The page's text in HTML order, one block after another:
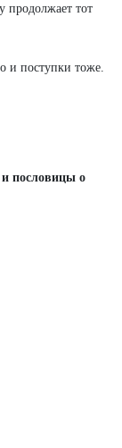
продолжает тот
и поступки тоже.
и пословицы о